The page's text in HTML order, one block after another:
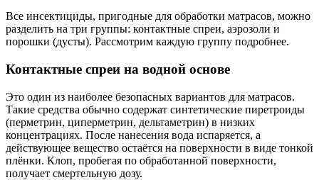
Все инсектициды, пригодные для обработки матрасов, можно
разделить на три группы: контактные спреи, аэрозоли и
порошки (дусты). Рассмотрим каждую группу подробнее.
Контактные спреи на водной основе
Это один из наиболее безопасных вариантов для матрасов.
Такие средства обычно содержат синтетические пиретроиды
(перметрин, циперметрин, дельтаметрин) в низких
концентрациях. После нанесения вода испаряется, а
действующее вещество остаётся на поверхности в виде тонкой
плёнки. Клоп, пробегая по обработанной поверхности,
получает смертельную дозу.